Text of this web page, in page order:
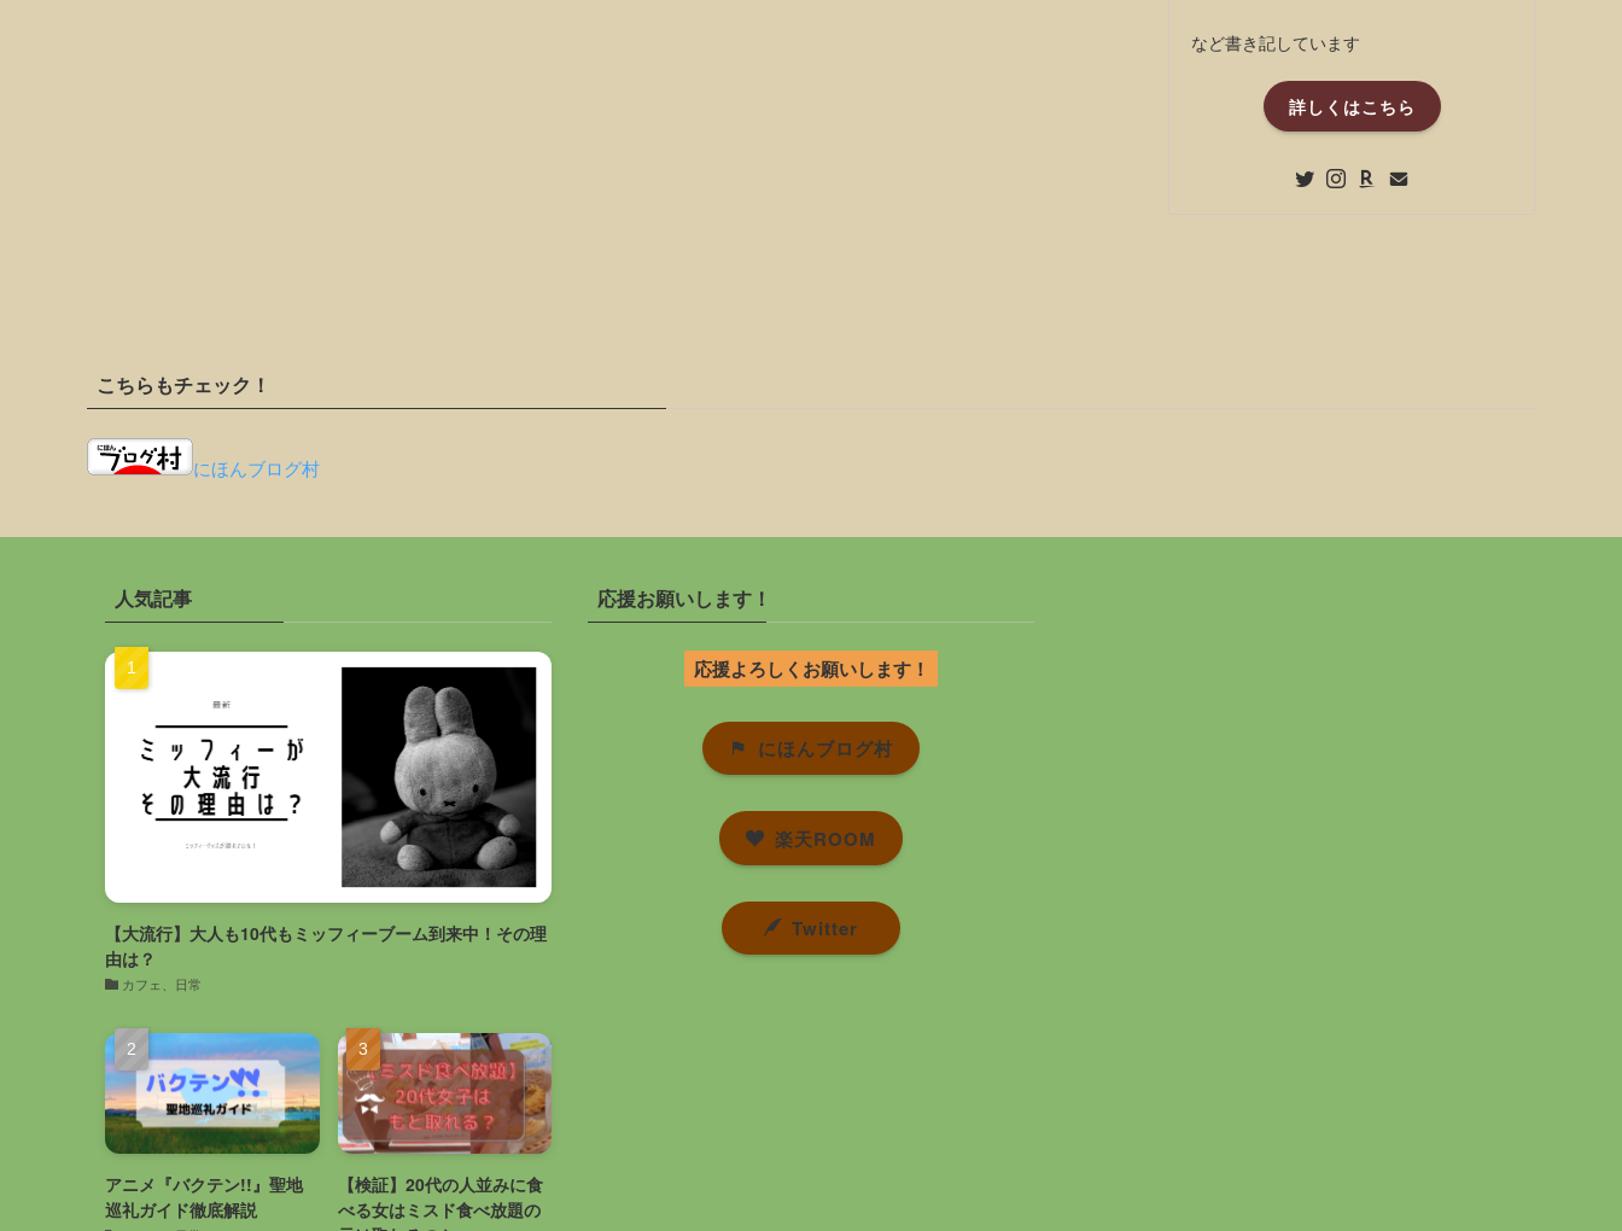
など書き記しています
詳しくはこちら
こちらもチェック！
にほんブログ村
人気記事
【大流行】大人も10代もミッフィーブーム到来中！その理
由は？
カフェ、日常
アニメ『バクテン!!』聖地
巡礼ガイド徹底解説
【検証】20代の人並みに食
べる女はミスド食べ放題の
応援お願いします！
応援よろしくお願いします！
にほんブログ村
楽天ROOM
Twitter